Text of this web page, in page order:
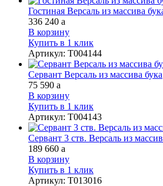
Гостиная Версаль из массива
336 240 a
В корзину
Купить в 1 клик
Артикул: Т004144
Сервант Версаль из массива бука
75 590 a
В корзину
Купить в 1 клик
Артикул: Т004143
Сервант 3 ств. Версаль из
189 660 a
В корзину
Купить в 1 клик
Артикул: Т013016